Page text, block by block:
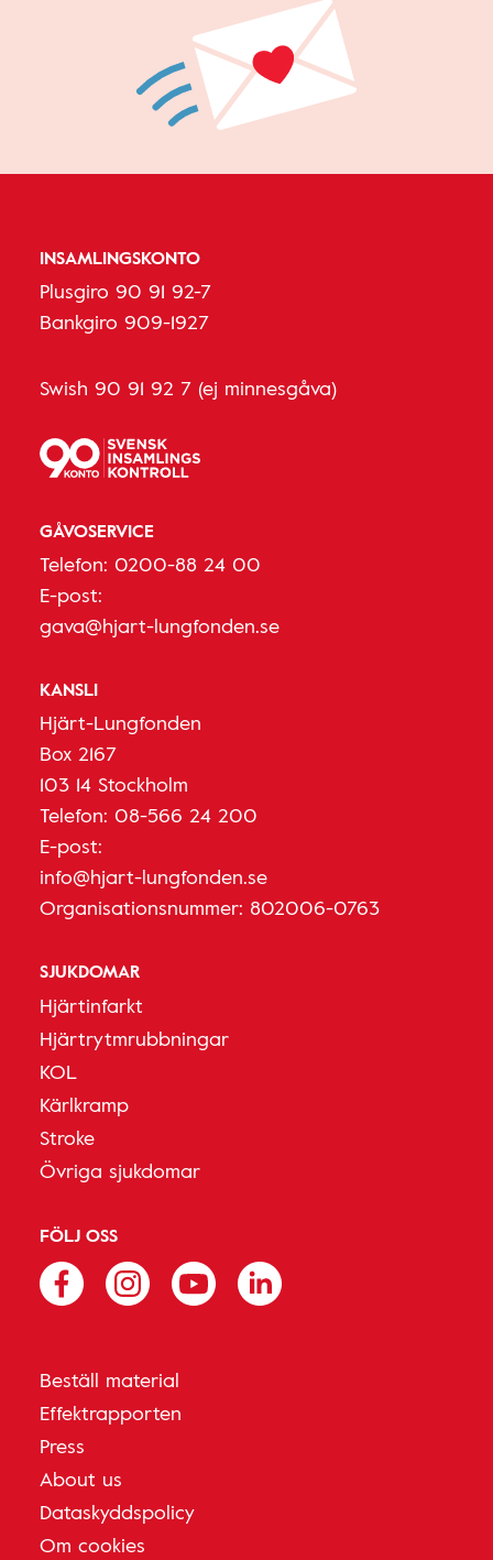
INSAMLINGSKONTO
Plusgiro 90 91 92-7
Bankgiro 909-1927
Swish 90 91 92 7 (ej minnesgåva)
GÅVOSERVICE
Telefon: 0200-88 24 00
E-post:
gava@hjart-lungfonden.se
KANSLI
Hjärt-Lungfonden
Box 2167
103 14 Stockholm
Telefon: 08-566 24 200
E-post:
info@hjart-lungfonden.se
Organisationsnummer: 802006-0763
SJUKDOMAR
Hjärtinfarkt
Hjärtrytmrubbningar
KOL
Kärlkramp
Stroke
Övriga sjukdomar
FÖLJ OSS
Beställ material
Effektrapporten
Press
About us
Dataskyddspolicy
Om cookies